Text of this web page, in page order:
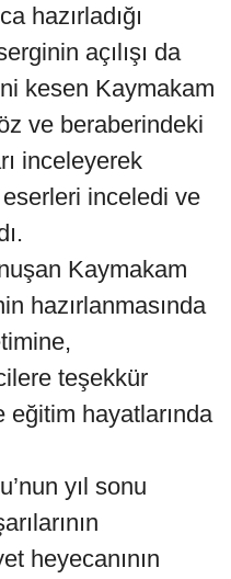
hazırladığı
açılışı da
kesen Kaymakam
ve beraberindeki
inceleyerek
eserleri inceledi ve
Kaymakam
hazırlanmasında
teşekkür
hayatlarında
yıl sonu
heyecanının